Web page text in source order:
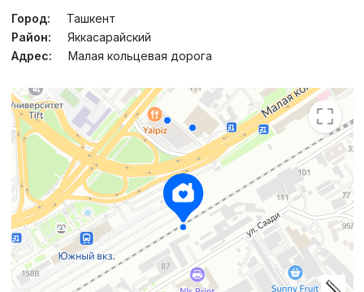
Город:
Ташкент
Район:
Яккасарайский
Адрес:
Малая кольцевая дорога